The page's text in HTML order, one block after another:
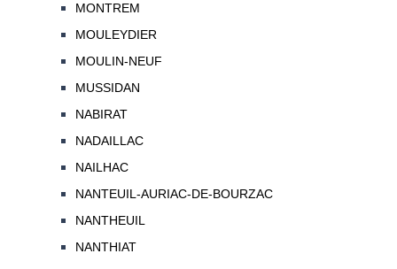
MONTREM
MOULEYDIER
MOULIN-NEUF
MUSSIDAN
NABIRAT
NADAILLAC
NAILHAC
NANTEUIL-AURIAC-DE-BOURZAC
NANTHEUIL
NANTHIAT